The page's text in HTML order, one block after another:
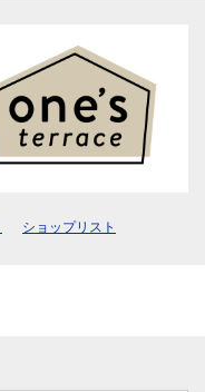
ショップリスト